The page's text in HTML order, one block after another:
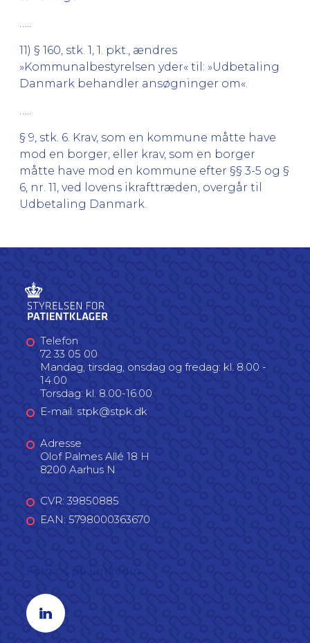
11) § 160, stk. 1, 1. pkt., ændres
»Kommunalbestyrelsen yder« til: »Udbetaling
Danmark behandler ansøgninger om«.
§ 9, stk. 6. Krav, som en kommune måtte have
mod en borger, eller krav, som en borger
måtte have mod en kommune efter §§ 3-5 og §
6, nr. 11, ved lovens ikrafttræden, overgår til
Udbetaling Danmark.
Telefon
72 33 05 00
Mandag, tirsdag, onsdag og fredag: kl. 8.00 -
14.00
Torsdag: kl. 8.00-16.00
E-mail: stpk@stpk.dk
Adresse
Olof Palmes Allé 18 H
8200 Aarhus N
CVR: 39850885
EAN: 5798000363670
Linkedin profil